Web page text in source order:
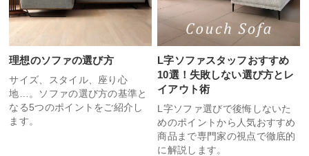
理想のソファの選び方
サイズ、スタイル、座り心
地…。ソファの選び方の基準と
なる5つのポイントをご紹介し
ます。
L字ソファスタッフおすすめ
10選！失敗しない選び方とレ
イアウト術
L字ソファ選びで後悔しないた
めのポイントから人気おすすめ
商品まで専門家の視点で徹底的
に解説します。